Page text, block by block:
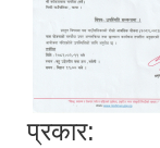
प्रकार: